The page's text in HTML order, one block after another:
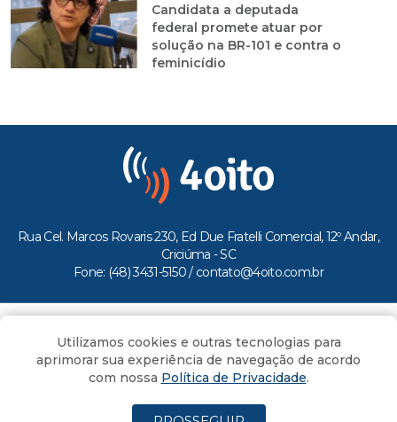
Candidata a deputada
federal promete atuar por
solução na BR-101 e contra o
feminicídio
Rua Cel. Marcos Rovaris 230, Ed Due Fratelli Comercial, 12º Andar,
Criciúma - SC
Fone: (48) 3431-5150 / contato@4oito.com.br
Todos os direitos reservados ao Portal 4oito
Utilizamos cookies e outras tecnologias para
aprimorar sua experiência de navegação de acordo
com nossa Política de Privacidade.